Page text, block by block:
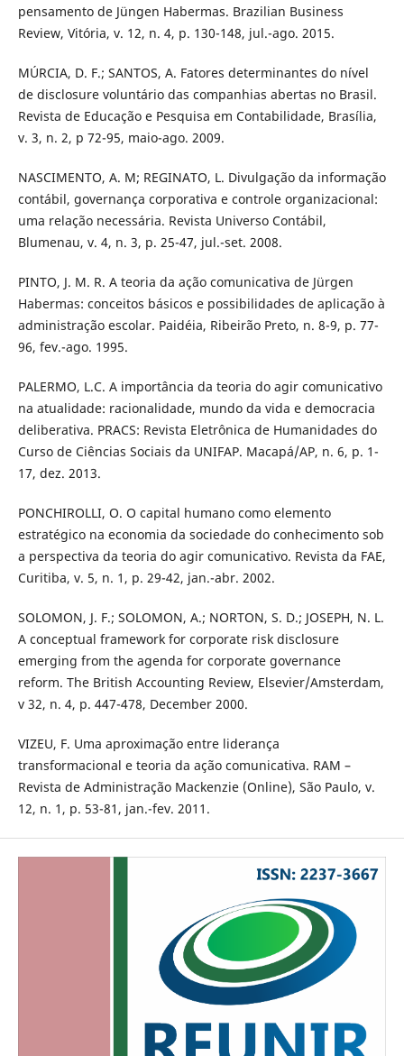
pensamento de Jüngen Habermas. Brazilian Business
Review, Vitória, v. 12, n. 4, p. 130-148, jul.-ago. 2015.
MÚRCIA, D. F.; SANTOS, A. Fatores determinantes do nível
de disclosure voluntário das companhias abertas no Brasil.
Revista de Educação e Pesquisa em Contabilidade, Brasília,
v. 3, n. 2, p 72-95, maio-ago. 2009.
NASCIMENTO, A. M; REGINATO, L. Divulgação da informação
contábil, governança corporativa e controle organizacional:
uma relação necessária. Revista Universo Contábil,
Blumenau, v. 4, n. 3, p. 25-47, jul.-set. 2008.
PINTO, J. M. R. A teoria da ação comunicativa de Jürgen
Habermas: conceitos básicos e possibilidades de aplicação à
administração escolar. Paidéia, Ribeirão Preto, n. 8-9, p. 77-
96, fev.-ago. 1995.
PALERMO, L.C. A importância da teoria do agir comunicativo
na atualidade: racionalidade, mundo da vida e democracia
deliberativa. PRACS: Revista Eletrônica de Humanidades do
Curso de Ciências Sociais da UNIFAP. Macapá/AP, n. 6, p. 1-
17, dez. 2013.
PONCHIROLLI, O. O capital humano como elemento
estratégico na economia da sociedade do conhecimento sob
a perspectiva da teoria do agir comunicativo. Revista da FAE,
Curitiba, v. 5, n. 1, p. 29-42, jan.-abr. 2002.
SOLOMON, J. F.; SOLOMON, A.; NORTON, S. D.; JOSEPH, N. L.
A conceptual framework for corporate risk disclosure
emerging from the agenda for corporate governance
reform. The British Accounting Review, Elsevier/Amsterdam,
v 32, n. 4, p. 447-478, December 2000.
VIZEU, F. Uma aproximação entre liderança
transformacional e teoria da ação comunicativa. RAM –
Revista de Administração Mackenzie (Online), São Paulo, v.
12, n. 1, p. 53-81, jan.-fev. 2011.